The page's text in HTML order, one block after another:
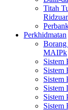
Titah
Perkhidmatan
Borang
MAIPk
Sistem
Sistem
Sistem
Sistem
Sistem
Sistem